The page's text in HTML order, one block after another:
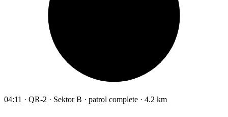
04:11 · QR-2 · Sektor B · patrol complete · 4.2 km